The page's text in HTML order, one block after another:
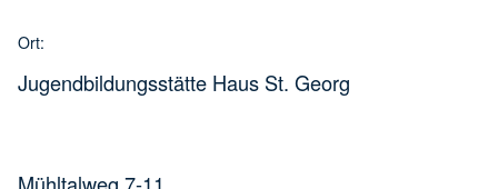
Ort:
Jugendbildungsstätte Haus St. Georg